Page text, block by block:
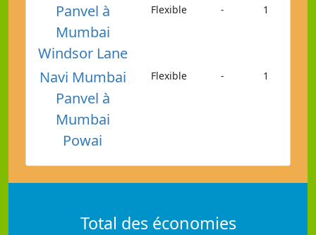
Panvel à
Mumbai
Windsor Lane
Flexible - 1
Navi Mumbai
Panvel à
Mumbai
Powai
Flexible - 1
Total des économies